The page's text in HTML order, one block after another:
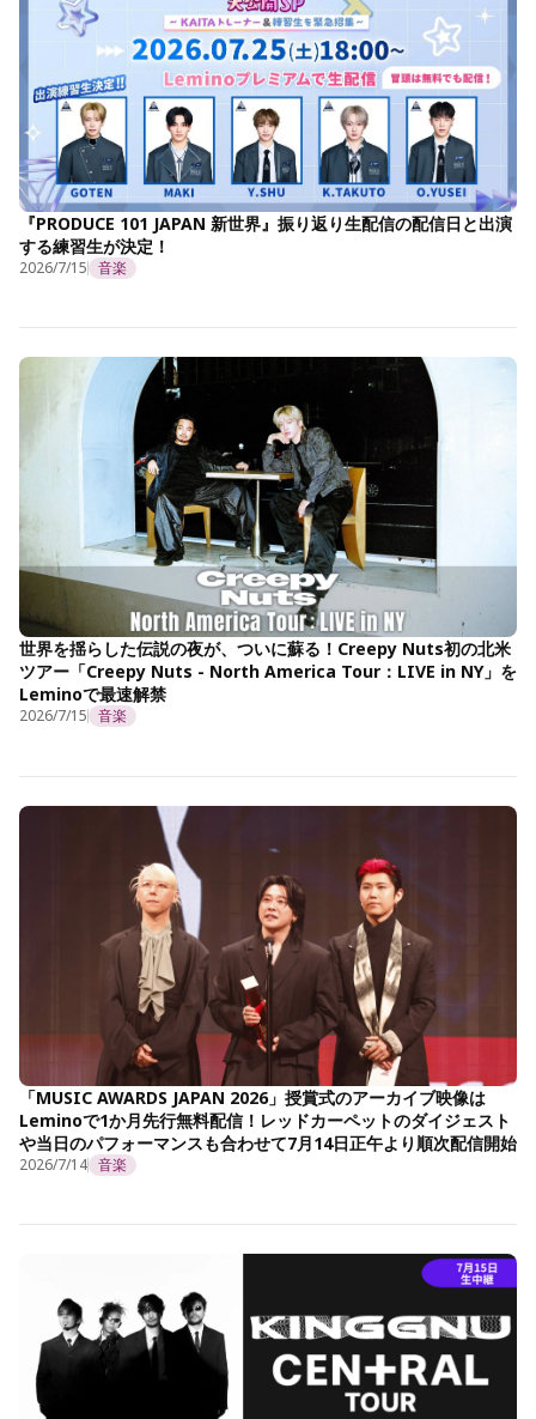
『PRODUCE 101 JAPAN 新世界』振り返り生配信の配信日と出演
する練習生が決定！
2026/7/15 音楽
世界を揺らした伝説の夜が、ついに蘇る！Creepy Nuts初の北米
ツアー「Creepy Nuts - North America Tour：LIVE in NY」を
Leminoで最速解禁
2026/7/15 音楽
「MUSIC AWARDS JAPAN 2026」授賞式のアーカイブ映像は
Leminoで1か月先行無料配信！レッドカーペットのダイジェスト
や当日のパフォーマンスも合わせて7月14日正午より順次配信開始
2026/7/14 音楽